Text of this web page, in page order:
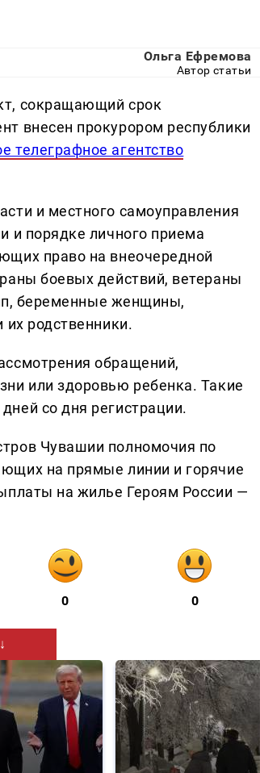
Ольга Ефремова
Автор статьи
сокращающий срок
внесен прокурором республики
телеграфное агентство
и местного самоуправления
и порядке личного приема
право на внеочередной
боевых действий, ветераны
беременные женщины,
родственники.
обращений,
или здоровью ребенка. Такие
со дня регистрации.
Чувашии полномочия по
на прямые линии и горячие
на жилье Героям России —
0 0